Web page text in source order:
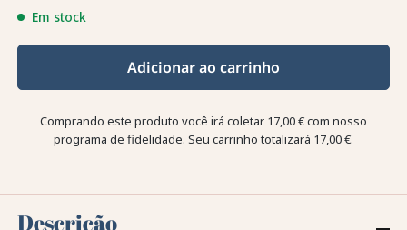
Em stock
Adicionar ao carrinho
Comprando este produto você irá coletar 17,00 €com nosso
programa de fidelidade. Seu carrinho totalizará 17,00 €.
Descrição